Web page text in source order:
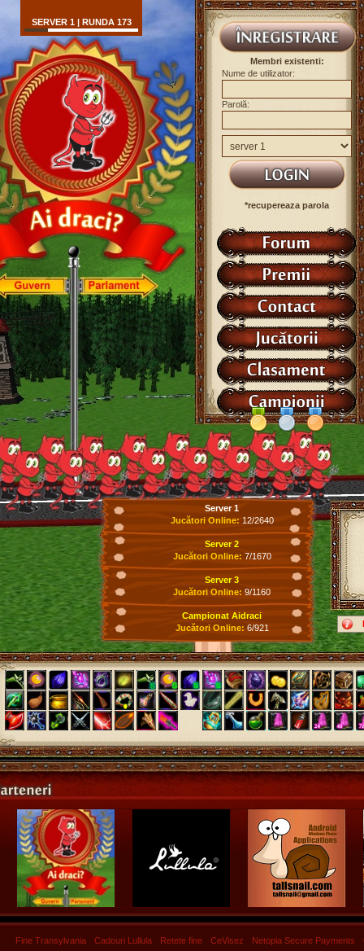
SERVER 1 | RUNDA 173
Membri existenti:
Nume de utilizator:
Parolă:
*recupereaza parola
Server 1
Jucători Online: 12/2640
Server 2
Jucători Online: 7/1670
Server 3
Jucători Online: 9/1160
Campionat Aidraci
Jucători Online: 6/921
Fine Transylvania Cadouri Lullula Retete fine CeVisez Netopia Secure Payments